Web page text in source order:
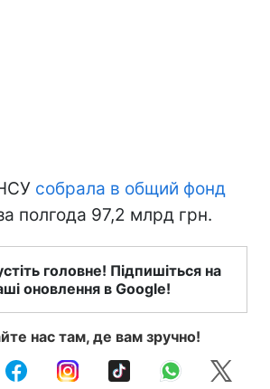
собрала в общий фонд
полгода 97,2 млрд грн.
головне! Підпишіться на
оновлення в Google!
нас там, де вам зручно!